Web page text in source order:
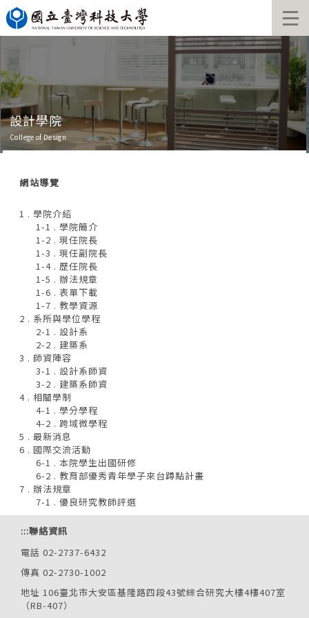
跳
到
主
容
區
設計學院
College of Design
網站導覽
1 . 學院介紹
1-1 . 學院簡介
1-2 . 現任院長
1-3 . 現任副院長
1-4 . 歷任院長
1-5 . 辦法規章
1-6 . 表單下載
1-7 . 教學資源
2 . 系所與學位學程
2-1 . 設計系
2-2 . 建築系
3 . 師資陣容
3-1 . 設計系師資
3-2 . 建築系師資
4 . 相關學制
4-1 . 學分學程
4-2 . 跨域微學程
5 . 最新消息
6 . 國際交流活動
6-1 . 本院學生出國研修
6-2 . 教育部優秀青年學子來台蹲點計畫
7 . 辦法規章
7-1 . 優良研究教師評選
:::聯絡資訊
電話 02-2737-6432
傳真 02-2730-1002
地址 106臺北市大安區基隆路四段43號綜合研究大樓4樓407室
（RB-407）